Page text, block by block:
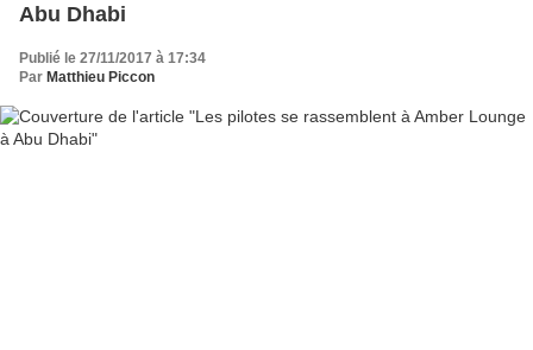
Abu Dhabi
Publié le 27/11/2017 à 17:34
Par Matthieu Piccon